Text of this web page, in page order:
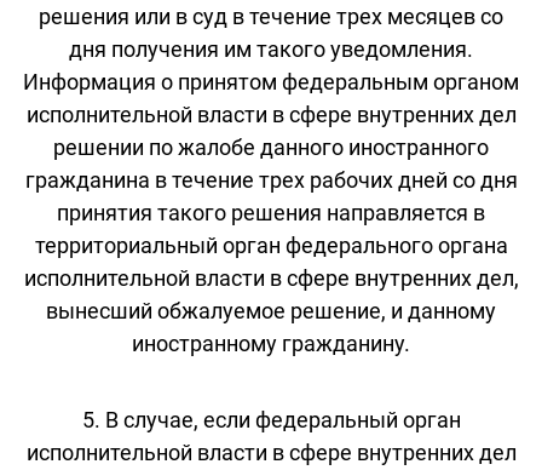
решения или в суд в течение трех месяцев со
дня получения им такого уведомления.
Информация о принятом федеральным органом
исполнительной власти в сфере внутренних дел
решении по жалобе данного иностранного
гражданина в течение трех рабочих дней со дня
принятия такого решения направляется в
территориальный орган федерального органа
исполнительной власти в сфере внутренних дел,
вынесший обжалуемое решение, и данному
иностранному гражданину.
5. В случае, если федеральный орган
исполнительной власти в сфере внутренних дел